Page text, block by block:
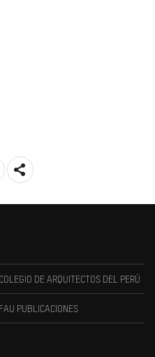
COLEGIO DE ARQUITECTOS DEL PERÚ
FAU PUBLICACIONES